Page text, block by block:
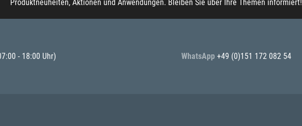
Produktneuheiten, Aktionen und Anwendungen. Bleiben Sie über Ihre Themen informiert!
- 18:00 Uhr) WhatsApp +49 (0)151 172 082 54